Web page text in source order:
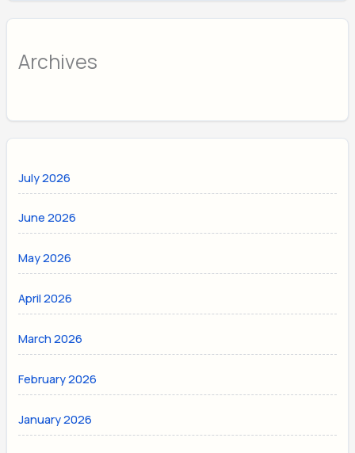
Archives
July 2026
June 2026
May 2026
April 2026
March 2026
February 2026
January 2026